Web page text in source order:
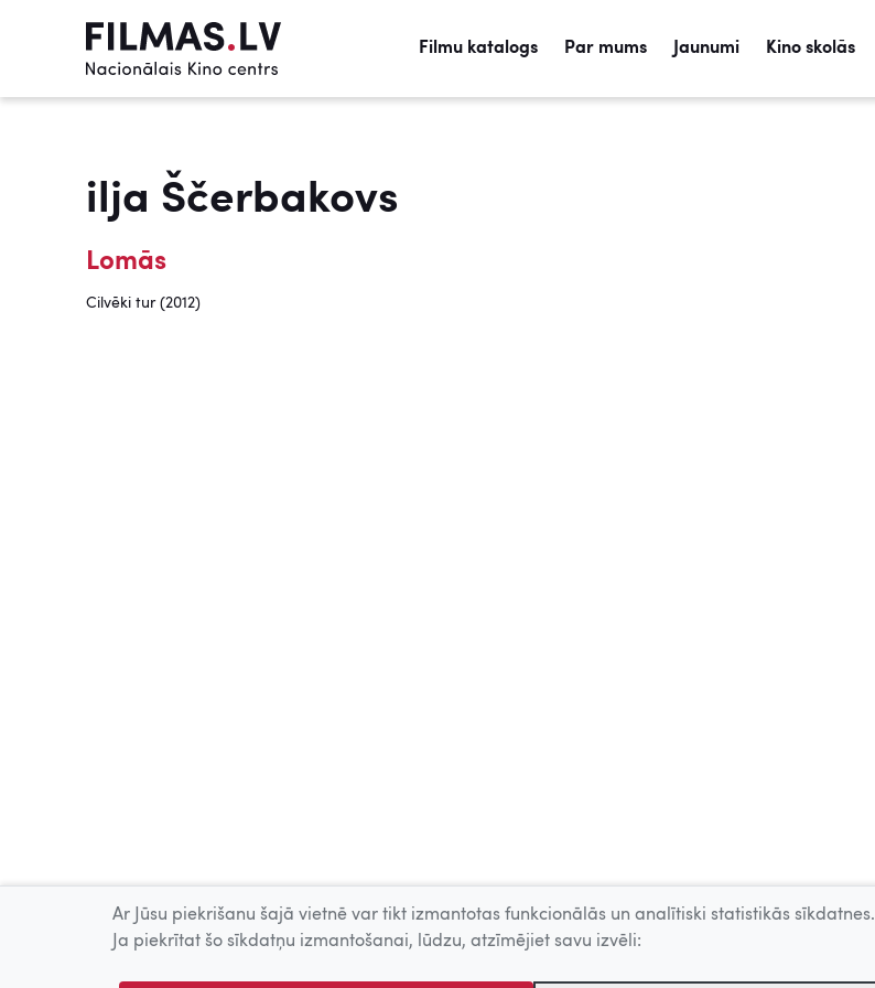
Filmu katalogs Par mums Jaunumi Kino skolās
ilja Ščerbakovs
Lomās
Cilvēki tur (2012)
Ar Jūsu piekrišanu šajā vietnē var tikt izmantotas funkcionālās un analītiski statistikās sīkdatnes.
Ja piekrītat šo sīkdatņu izmantošanai, lūdzu, atzīmējiet savu izvēli: